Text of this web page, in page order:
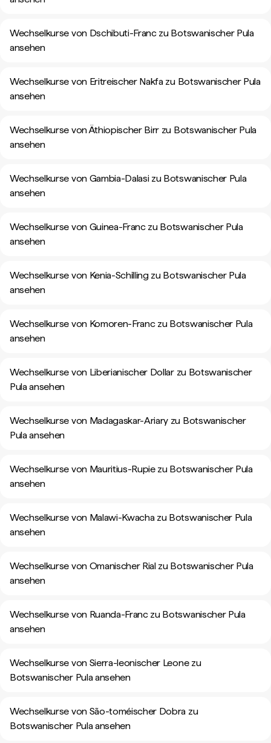
Wechselkurse von Dschibuti-Franc zu Botswanischer Pula
ansehen
Wechselkurse von Eritreischer Nakfa zu Botswanischer Pula
ansehen
Wechselkurse von Äthiopischer Birr zu Botswanischer Pula
ansehen
Wechselkurse von Gambia-Dalasi zu Botswanischer Pula
ansehen
Wechselkurse von Guinea-Franc zu Botswanischer Pula
ansehen
Wechselkurse von Kenia-Schilling zu Botswanischer Pula
ansehen
Wechselkurse von Komoren-Franc zu Botswanischer Pula
ansehen
Wechselkurse von Liberianischer Dollar zu Botswanischer
Pula ansehen
Wechselkurse von Madagaskar-Ariary zu Botswanischer
Pula ansehen
Wechselkurse von Mauritius-Rupie zu Botswanischer Pula
ansehen
Wechselkurse von Malawi-Kwacha zu Botswanischer Pula
ansehen
Wechselkurse von Omanischer Rial zu Botswanischer Pula
ansehen
Wechselkurse von Ruanda-Franc zu Botswanischer Pula
ansehen
Wechselkurse von Sierra-leonischer Leone zu
Botswanischer Pula ansehen
Wechselkurse von São-toméischer Dobra zu
Botswanischer Pula ansehen